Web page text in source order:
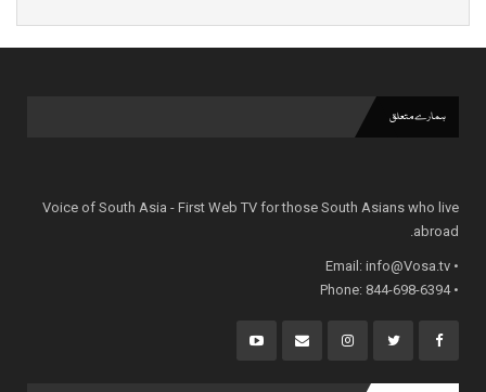
ہمارے متعلق
Voice of South Asia - First Web TV for those South Asians who live
abroad.
• Email:
info@Vosa.tv
• Phone: 844-698-6394